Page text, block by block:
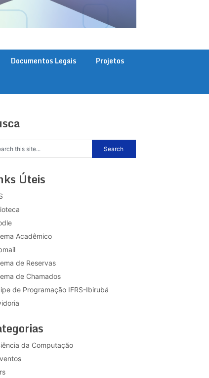
Documentos Legais
Projetos
Úteis
Acadêmico
de Reservas
de Chamados
de Programação IFRS-Ibirubá
da Computação